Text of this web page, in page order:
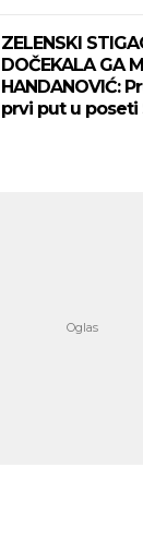
ZELENSKI
DOČEKALA GA
HANDANOVIĆ:
prvi put u poseti